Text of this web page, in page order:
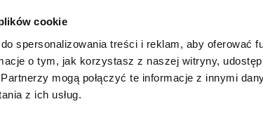
cookie
spersonalizowania treści i reklam, aby oferować
o tym, jak korzystasz z naszej witryny,
mogą połączyć te informacje z innymi
z ich usług.